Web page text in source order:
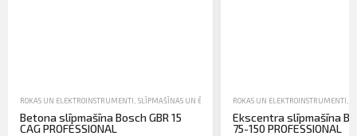
ROKAS UN ELEKTROINSTRUMENTI SLĪPMAŠĪNAS UN ĒVELES TIRDZNIECĪBA
Betona slīpmašīna Bosch GBR 15
CAG PROFESSIONAL
ROKAS UN ELEKTROINSTRUMENTI
Ekscentra slīpmašīna
75-150 PROFESSIONAL